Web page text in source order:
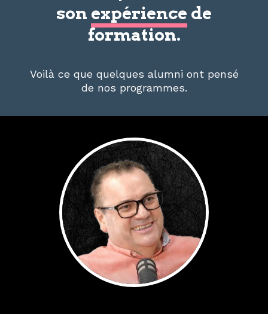
son expérience de
formation.
Voilà ce que quelques alumni ont pensé
de nos programmes.